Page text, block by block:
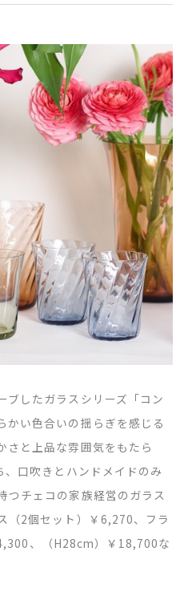
ブしたガラスシリーズ「コン
かい色合いの揺らぎを感じる
さと上品な雰囲気をもたら
口吹きとハンドメイドのみ
つチェコの家族経営のガラス
（2個セット）￥6,270、フラ
、（H28cm）￥18,700な